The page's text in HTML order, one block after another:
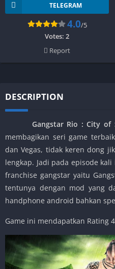
TELEGRAM
4.0/5
Votes: 2
Report
DESCRIPTION
Gangstar Rio : City of
membagikan seri game
dan Vegas, tidak keren dong
lengkap. Jadi pada episode
franchise gangstar yaitu
tentunya dengan mod yang
handphone android bahkan
Game ini mendapatkan Rating